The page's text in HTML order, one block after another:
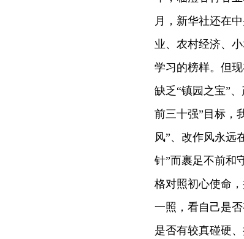
月，新华社还在
业、农村经济、
学习的榜样。但
缺乏“镇园之宝”
前三十强”目标，
风”、改作风永远
针”而裹足不前和
格对照初心使命
一照，看自己是
是否有较真碰硬